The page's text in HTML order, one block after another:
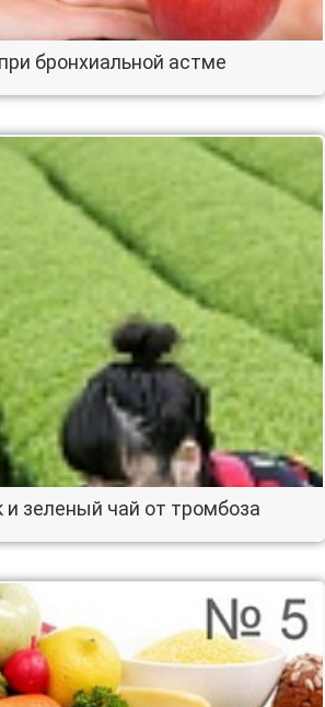
бронхиальной астме
и зеленый чай от тромбоза